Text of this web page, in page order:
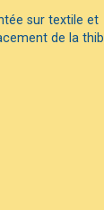
sur textile et
de la